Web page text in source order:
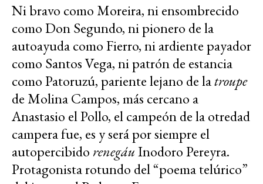
Ni bravo como Moreira, ni ensombrecido
como Don Segundo, ni pionero de la
autoayuda como Fierro, ni ardiente payador
como Santos Vega, ni patrón de estancia
como Patoruzú, pariente lejano de latroupe
de Molina Campos, más cercano a
Anastasio el Pollo, el campeón de la otredad
campera fue, es y será por siempre el
autopercibido renegáuInodoro Pereyra.
Protagonista rotundo del “poema telúrico”